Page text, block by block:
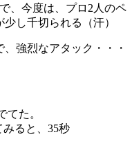
、今度は、プロ2人のペ
し千切られる（汗）
強烈なアタック・・・
てた。
ると、35秒